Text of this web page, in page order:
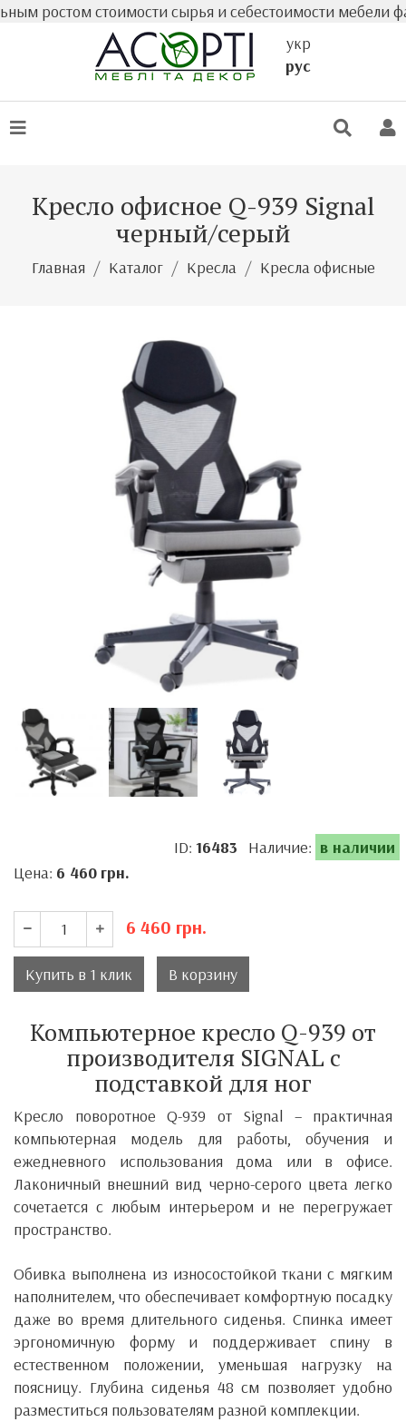
ростом стоимости сырья и себестоимости мебели
укр
рус
Кресло офисное Q-939 Signal
черный/серый
Главная Каталог Кресла Кресла офисные
ID: 16483 Наличие: в наличии
Цена: 6 460 грн.
6 460 грн.
Купить в 1 клик В корзину
Компьютерное кресло Q-939 от
производителя SIGNAL с
подставкой для ног
Кресло поворотное Q-939 от Signal – практичная
компьютерная модель для работы, обучения и
ежедневного использования дома или в офисе.
Лаконичный внешний вид черно-серого цвета легко
сочетается с любым интерьером и не перегружает
пространство.
Обивка выполнена из износостойкой ткани с мягким
наполнителем, что обеспечивает комфортную посадку
даже во время длительного сиденья. Спинка имеет
эргономичную форму и поддерживает спину в
естественном положении, уменьшая нагрузку на
поясницу. Глубина сиденья 48 см позволяет удобно
разместиться пользователям разной комплекции.